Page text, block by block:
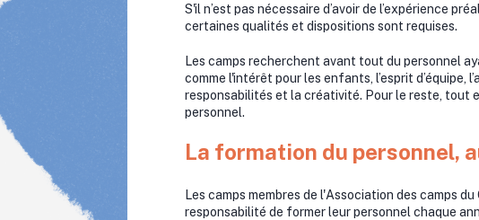
S'il n’est pas nécessaire d’avoir de l’expérience
certaines qualités et dispositions sont requises.
Les camps recherchent avant tout du personnel
comme l'intérêt pour les enfants, l’esprit d’équipe,
responsabilités et la créativité. Pour le reste, tout
personnel.
La formation du personnel,
Les camps membres de l'Association des camps
responsabilité de former leur personnel chaque